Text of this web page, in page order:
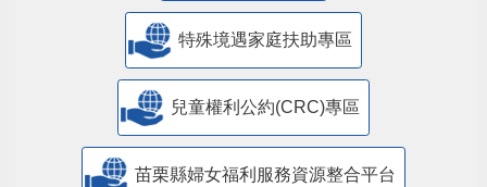
特殊境遇家庭扶助專區
兒童權利公約(CRC)專區
苗栗縣婦女福利服務資源整合平台